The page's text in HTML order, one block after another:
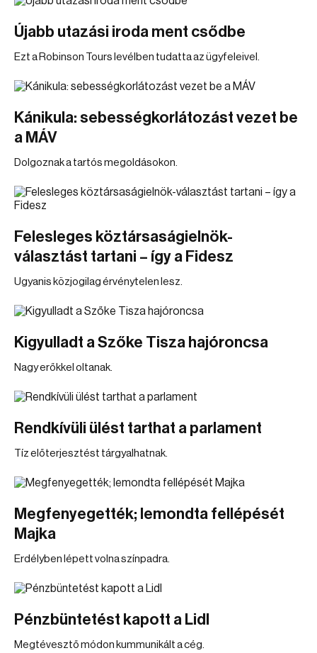
Újabb utazási iroda ment csődbe
Ezt a Robinson Tours levélben tudatta az ügyfeleivel.
Kánikula: sebességkorlátozást vezet be
a MÁV
Dolgoznak a tartós megoldásokon.
Felesleges köztársaságielnök-
választást tartani – így a Fidesz
Ugyanis közjogilag érvénytelen lesz.
Kigyulladt a Szőke Tisza hajóroncsa
Nagy erőkkel oltanak.
Rendkívüli ülést tarthat a parlament
Tíz előterjesztést tárgyalhatnak.
Megfenyegették; lemondta fellépését
Majka
Erdélyben lépett volna színpadra.
Pénzbüntetést kapott a Lidl
Megtévesztő módon kummunikált a cég.